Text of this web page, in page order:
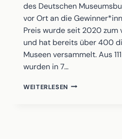
des Deutschen
vor Ort an die
Preis wurde seit 2020 zum
und hat bereits über 400
Museen versammelt. Aus
wurden in 7…
WEITERLESEN DIGAMUS